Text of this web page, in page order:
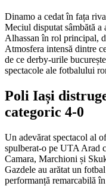
Dinamo a cedat în fața
Meciul disputat sâmbătă a
Alhassan în rol principal,
Atmosfera intensă dintre
de ce derby-urile
spectacole ale fotbalului
Poli Iași
categoric 4-0
Un adevărat spectacol al
spulberat-o pe UTA Arad
Camara, Marchioni și
Gazdele au arătat un
performanță remarcabilă